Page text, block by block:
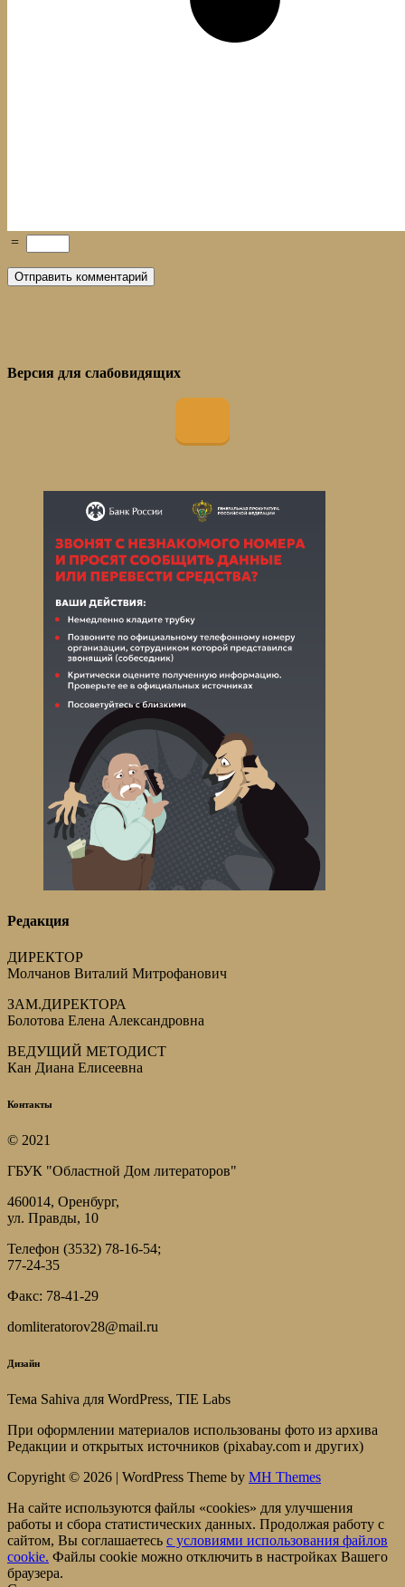
=
Версия для слабовидящих
Редакция
ДИРЕКТОР
Молчанов Виталий Митрофанович
ЗАМ.ДИРЕКТОРА
Болотова Елена Александровна
ВЕДУЩИЙ МЕТОДИСТ
Кан Диана Елисеевна
Контакты
© 2021
ГБУК "Областной Дом литераторов"
460014, Оренбург,
ул. Правды, 10
Телефон (3532) 78-16-54;
77-24-35
Факс: 78-41-29
domliteratorov28@mail.ru
Дизайн
Тема Sahiva для WordPress, TIE Labs
При оформлении материалов использованы фото из архива
Редакции и открытых источников (pixabay.com и других)
Copyright © 2026 | WordPress Theme by MH Themes
На сайте используются файлы «cookies» для улучшения
работы и сбора статистических данных. Продолжая работу с
сайтом, Вы соглашаетесь c условиями использования файлов
cookie. Файлы cookie можно отключить в настройках Вашего
браузера.